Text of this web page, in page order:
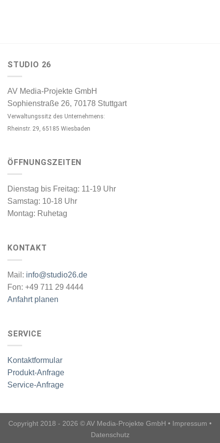
STUDIO 26
AV Media-Projekte GmbH
Sophienstraße 26, 70178 Stuttgart
Verwaltungssitz des Unternehmens:
Rheinstr. 29, 65185 Wiesbaden
ÖFFNUNGSZEITEN
Dienstag bis Freitag: 11-19 Uhr
Samstag: 10-18 Uhr
Montag: Ruhetag
KONTAKT
Mail: info@studio26.de
Fon: +49 711 29 4444
Anfahrt planen
SERVICE
Kontaktformular
Produkt-Anfrage
Service-Anfrage
Copyright 2018 - 2026 © AV Media-Projekte GmbH • Impressum •
Datenschutz